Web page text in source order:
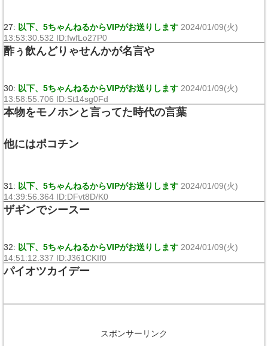
27: 以下、5ちゃんねるからVIPがお送りします 2024/01/09(火)
13:53:30.532 ID:fwfLo27P0
酢ぅ飲んどりゃせんかが名言や
30: 以下、5ちゃんねるからVIPがお送りします 2024/01/09(火)
13:58:55.706 ID:St14sg0Fd
本物をモノホンと言ってた時代の言葉
他にはポコチン
31: 以下、5ちゃんねるからVIPがお送りします 2024/01/09(火)
14:39:56.364 ID:DFvt8D/K0
ザギンでシースー
32: 以下、5ちゃんねるからVIPがお送りします 2024/01/09(火)
14:51:12.337 ID:J361CKIf0
パイオツカイデー
スポンサーリンク